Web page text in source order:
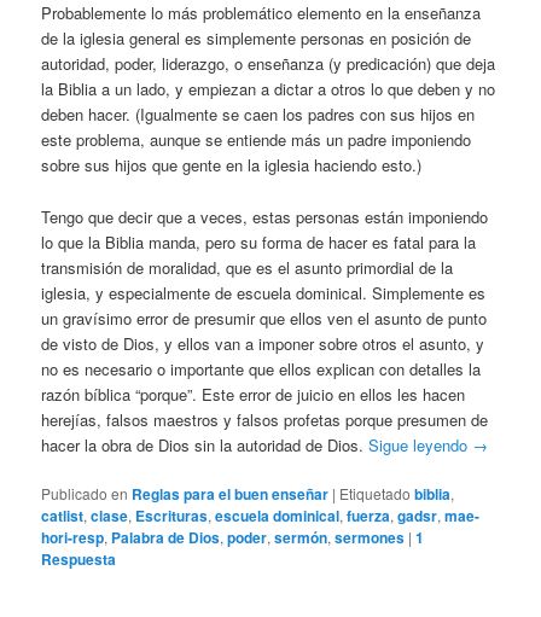
Probablemente lo más problemático elemento en la enseñanza
de la iglesia general es simplemente personas en posición de
autoridad, poder, liderazgo, o enseñanza (y predicación) que deja
la Biblia a un lado, y empiezan a dictar a otros lo que deben y no
deben hacer. (Igualmente se caen los padres con sus hijos en
este problema, aunque se entiende más un padre imponiendo
sobre sus hijos que gente en la iglesia haciendo esto.)
Tengo que decir que a veces, estas personas están imponiendo
lo que la Biblia manda, pero su forma de hacer es fatal para la
transmisión de moralidad, que es el asunto primordial de la
iglesia, y especialmente de escuela dominical. Simplemente es
un gravísimo error de presumir que ellos ven el asunto de punto
de visto de Dios, y ellos van a imponer sobre otros el asunto, y
no es necesario o importante que ellos explican con detalles la
razón bíblica “porque”. Este error de juicio en ellos les hacen
herejías, falsos maestros y falsos profetas porque presumen de
hacer la obra de Dios sin la autoridad de Dios.Sigue leyendo →
Publicado en Reglas para el buen enseñar | Etiquetado biblia,
catlist,clase, Escrituras,escuela dominical,fuerza,gadsr,mae-
hori-resp, Palabra de Dios,poder,sermón,sermones |1
Respuesta